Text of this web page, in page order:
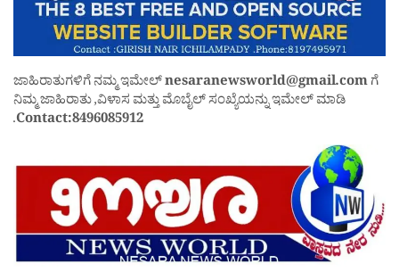
ಜಾಹಿರಾತುಗಳಿಗೆ ನಮ್ಮ ಇಮೇಲ್nesaranewsworld@gmail.comಗೆ
ನಿಮ್ಮ ಜಾಹಿರಾತು ,ವಿಳಾಸ ಮತ್ತು ಮೊಬೈಲ್ ಸಂಖ್ಯೆಯನ್ನು ಇಮೇಲ್ ಮಾಡಿ
.Contact:8496085912